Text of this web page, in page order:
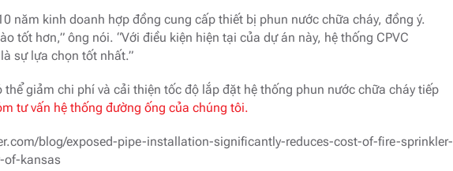
năm kinh doanh hợp đồng cung cấp thiết bị phun nước chữa cháy, đồng ý.
tốt hơn,” ông nói. “Với điều kiện hiện tại của dự án này, hệ thống CPVC
sự lựa chọn tốt nhất.”
giảm chi phí và cải thiện tốc độ lắp đặt hệ thống phun nước chữa cháy tiếp
tư vấn hệ thống đường ống của chúng tôi.
blog/exposed-pipe-installation-significantly-reduces-cost-of-fire-sprinkler-
of-kansas